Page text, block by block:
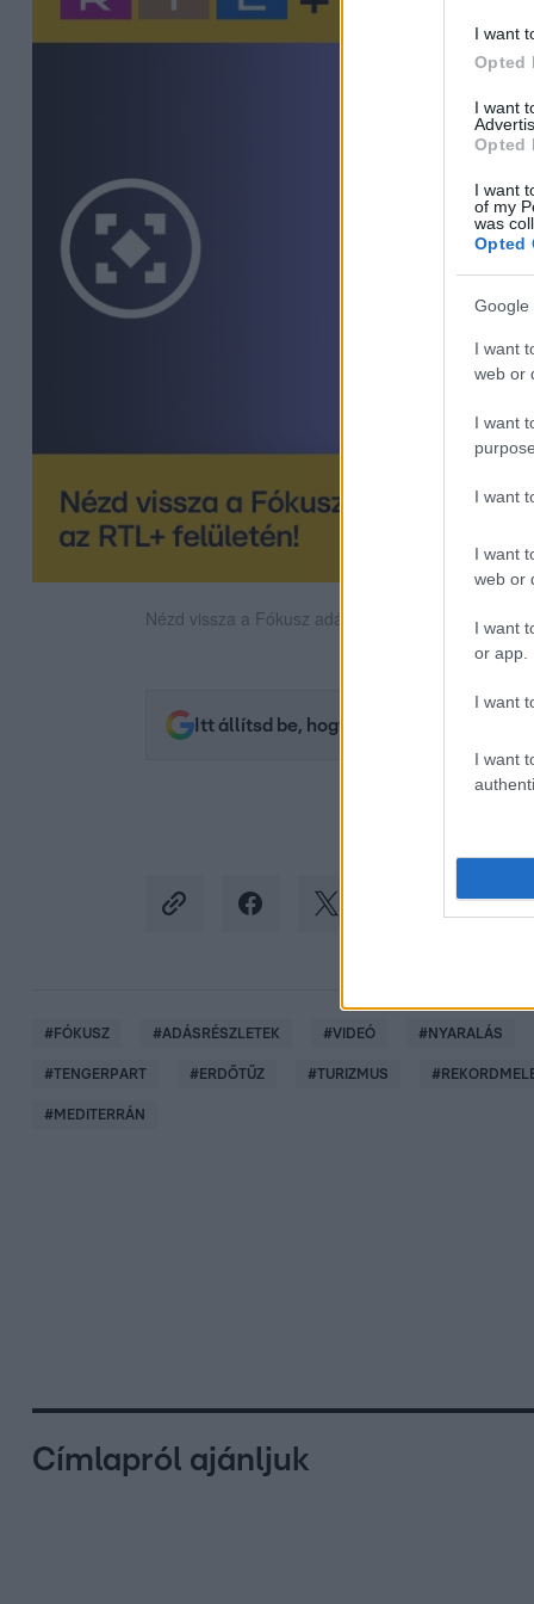
I want
Opted
I want
Opted
I want
of my
was
Opted
Google
I want
web or
I want
I want
I want
web or
I want
or app.
I want
I want
Nézd vissza a Fókusz adásait az RTL+-on!
Itt állítsd be, hogy az RTL.hu az elsők
#FÓKUSZ #ADÁSRÉSZLETEK #VIDEÓ #NYARALÁS
#TENGERPART #ERDŐTŰZ #TURIZMUS #
#MEDITERRÁN
Címlapról ajánljuk